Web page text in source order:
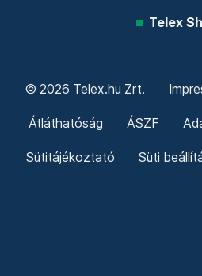
Telex
© 2026 Telex.hu Zrt.
Átláthatóság ÁSZF
Sütitájékoztató Süti